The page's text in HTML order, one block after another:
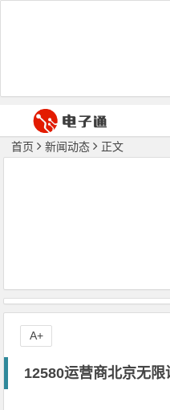
首页 新闻动态 正文
12580运营商北京无
A+